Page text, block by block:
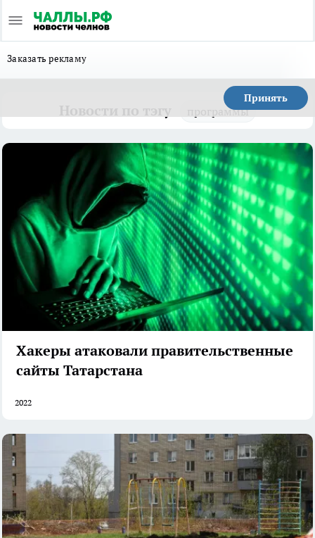
Заказать рекламу
Принять
программы
Хакеры атаковали правительственные
сайты Татарстана
2022